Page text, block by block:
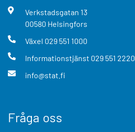
Verkstadsgatan 13
00580 Helsingfors
Växel 029 551 1000
Informationstjänst 029 551 2220
info@stat.fi
Fråga oss